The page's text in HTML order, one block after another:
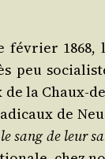
février
peu
la Chaux-
de
sang de leur